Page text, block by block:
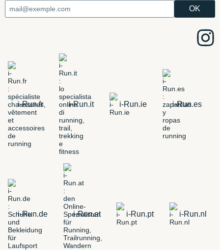
i-Run.fr i-Run.it i-Run.ie i-Run.es
i-Run.de i-Run.at i-Run.pt i-Run.nl